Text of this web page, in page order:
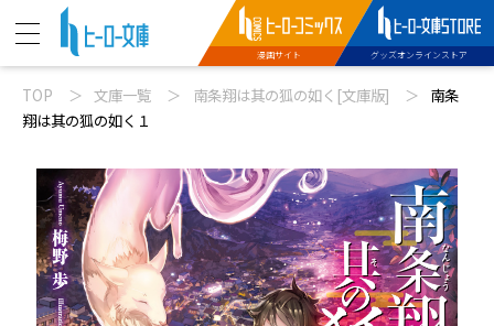
ニュース
動画
文庫新刊
コミックス配信
漫画サイト グッズオンラインストア
TOP 文庫一覧 南条翔は其の狐の如く[文庫版]
南条
翔は其の狐の如く１